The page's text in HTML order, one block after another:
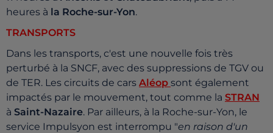
heures à la Roche-sur-Yon.
TRANSPORTS
Dans les transports, c'est une nouvelle fois très
perturbé à la SNCF, avec des suppressions de TGV ou
de TER. Les circuits de cars Aléop sont également
impactés par le mouvement, tout comme la STRAN
à Saint-Nazaire. Par ailleurs, à la Roche-sur-Yon, le
service Impulsyon est interrompu "en raison d'un